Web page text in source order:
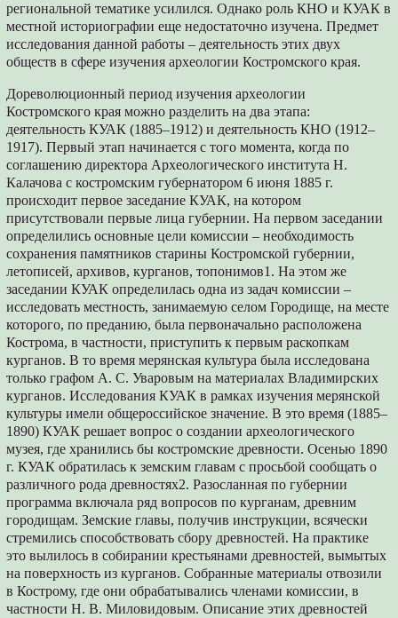
региональной тематике усилился. Однако роль КНО и КУАК в
местной историографии еще недостаточно изучена. Предмет
исследования данной работы – деятельность этих двух
обществ в сфере изучения археологии Костромского края.
Дореволюционный период изучения археологии
Костромского края можно разделить на два этапа:
деятельность КУАК (1885–1912) и деятельность КНО (1912–
1917). Первый этап начинается с того момента, когда по
соглашению директора Археологического института Н.
Калачова с костромским губернатором 6 июня 1885 г.
происходит первое заседание КУАК, на котором
присутствовали первые лица губернии. На первом заседании
определились основные цели комиссии – необходимость
сохранения памятников старины Костромской губернии,
летописей, архивов, курганов, топонимов1. На этом же
заседании КУАК определилась одна из задач комиссии –
исследовать местность, занимаемую селом Городище, на месте
которого, по преданию, была первоначально расположена
Кострома, в частности, приступить к первым раскопкам
курганов. В то время мерянская культура была исследована
только графом А. С. Уваровым на материалах Владимирских
курганов. Исследования КУАК в рамках изучения мерянской
культуры имели общероссийское значение. В это время (1885–
1890) КУАК решает вопрос о создании археологического
музея, где хранились бы костромские древности. Осенью 1890
г. КУАК обратилась к земским главам с просьбой сообщать о
различного рода древностях2. Разосланная по губернии
программа включала ряд вопросов по курганам, древним
городищам. Земские главы, получив инструкции, всячески
стремились способствовать сбору древностей. На практике
это вылилось в собирании крестьянами древностей, вымытых
на поверхность из курганов. Собранные материалы отвозили
в Кострому, где они обрабатывались членами комиссии, в
частности Н. В. Миловидовым. Описание этих древностей